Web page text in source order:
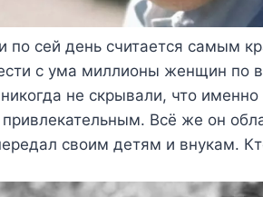
по сей день считается самым
с ума миллионы женщин по
не скрывали, что
Всё же он
своим детям и внукам.